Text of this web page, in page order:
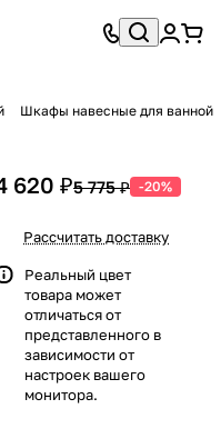
Шкафы навесные для ванной
620 ₽5 775 ₽ -20%
Рассчитать доставку
Реальный цвет
товара может
отличаться от
представленного в
зависимости от
настроек вашего
монитора.